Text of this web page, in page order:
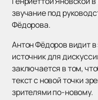
звучание под
Фёдорова.
Антон Фёдоров видит
источник для
заключается в том,
текст с новой точки
зрителями по-новому.